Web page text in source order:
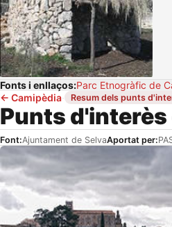
Fonts i enllaços:Parc Etnogràfic de
← Camipèdia· Resum dels punts
Punts d'interès
Font:Ajuntament de SelvaAportat per: